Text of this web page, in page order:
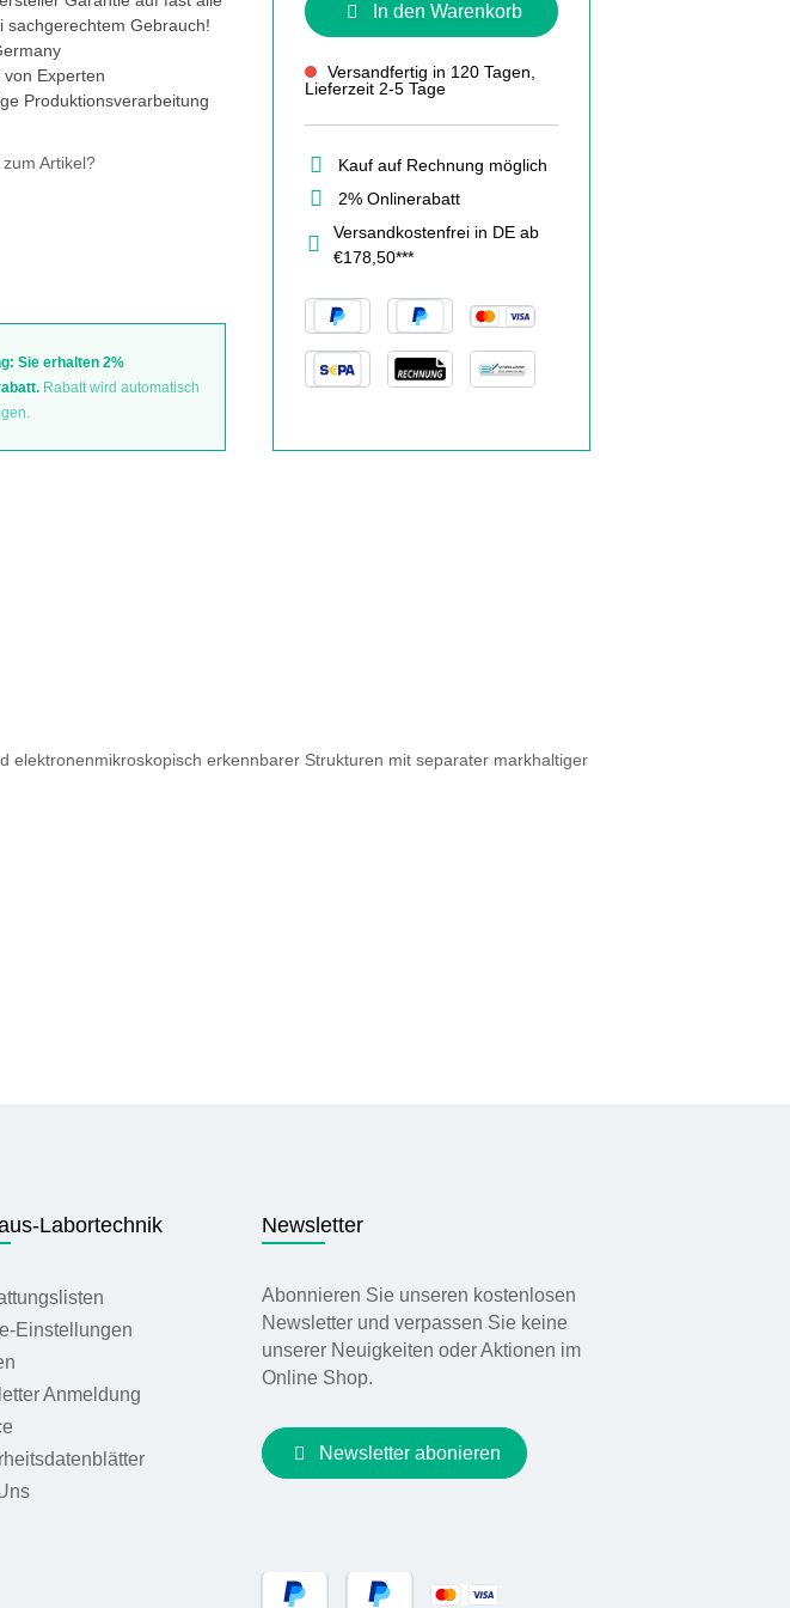
sachgerechtem Gebrauch!
von Experten
Produktionsverarbeitung
Artikel?
Sie erhalten 2%
Rabatt wird automatisch
In den Warenkorb
Versandfertig in 120 Tagen,
Lieferzeit 2-5 Tage
Kauf auf Rechnung möglich
2% Onlinerabatt
Versandkostenfrei in DE ab
€178,50***
erkennbarer Strukturen mit separater markhaltiger
Labortechnik
Einstellungen
Anmeldung
Newsletter
Abonnieren Sie unseren kostenlosen
Newsletter und verpassen Sie keine
unserer Neuigkeiten oder Aktionen im
Online Shop.
Newsletter abonieren